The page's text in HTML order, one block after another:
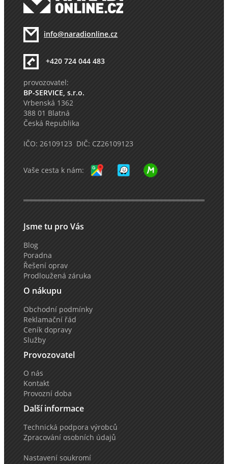
info@naradionline.cz
+420 724 044 483
provozovatel:
BP-SERVICE, s.r.o.
Vrbenská 1362
388 01 Blatná
Česká Republika
IČO: 26109123 DIČ: CZ26109123
Vaše cesta k nám:
Jsme tu pro Vás
Blog
Poradna
Řešení oprav
Prodloužená záruka
O nákupu
Obchodní podmínky
Reklamační řád
Ceník dopravy
Služby
Provozovatel
O nás
Kontakt
Provozní doba
Další informace
Technická podpora výrobců
Zpracování osobních údajů
Nastavení soukromí